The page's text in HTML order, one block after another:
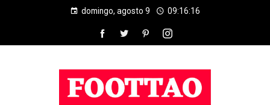
domingo, agosto 9 09:16:16